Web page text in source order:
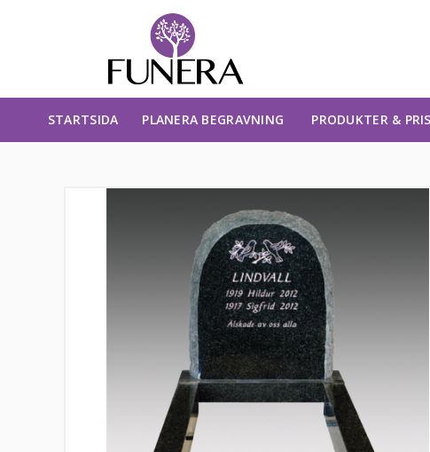
STARTSIDA PLANERA BEGRAVNING PRODUKTER &